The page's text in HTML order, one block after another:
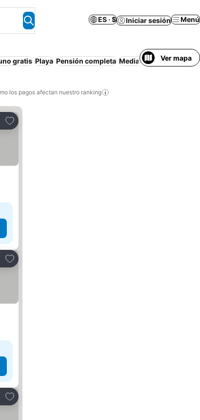
ES · $ Iniciar sesión Menú
gratis Playa Pensión completa Media pensión Resort
Ver mapa
los pagos afectan nuestro ranking
Agregar a favoritos
Agregar a favoritos
Agregar a favoritos